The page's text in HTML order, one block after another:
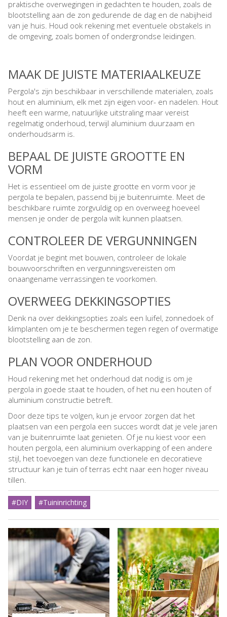
praktische overwegingen in gedachten te houden, zoals de
blootstelling aan de zon gedurende de dag en de nabijheid
van je huis. Houd ook rekening met eventuele obstakels in
de omgeving, zoals bomen of ondergrondse leidingen.
MAAK DE JUISTE MATERIAALKEUZE
Pergola's zijn beschikbaar in verschillende materialen, zoals
hout en aluminium, elk met zijn eigen voor- en nadelen. Hout
heeft een warme, natuurlijke uitstraling maar vereist
regelmatig onderhoud, terwijl aluminium duurzaam en
onderhoudsarm is.
BEPAAL DE JUISTE GROOTTE EN
VORM
Het is essentieel om de juiste grootte en vorm voor je
pergola te bepalen, passend bij je buitenruimte. Meet de
beschikbare ruimte zorgvuldig op en overweeg hoeveel
mensen je onder de pergola wilt kunnen plaatsen.
CONTROLEER DE VERGUNNINGEN
Voordat je begint met bouwen, controleer de lokale
bouwvoorschriften en vergunningsvereisten om
onaangename verrassingen te voorkomen.
OVERWEEG DEKKINGSOPTIES
Denk na over dekkingsopties zoals een luifel, zonnedoek of
klimplanten om je te beschermen tegen regen of overmatige
blootstelling aan de zon.
PLAN VOOR ONDERHOUD
Houd rekening met het onderhoud dat nodig is om je
pergola in goede staat te houden, of het nu een houten of
aluminium constructie betreft.
Door deze tips te volgen, kun je ervoor zorgen dat het
plaatsen van een pergola een succes wordt dat je vele jaren
van je buitenruimte laat genieten. Of je nu kiest voor een
houten pergola, een aluminium overkapping of een andere
stijl, het toevoegen van deze functionele en decoratieve
structuur kan je tuin of terras echt naar een hoger niveau
tillen.
#DIY #Tuininrichting